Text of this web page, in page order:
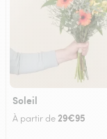
Soleil
À partir de29€95